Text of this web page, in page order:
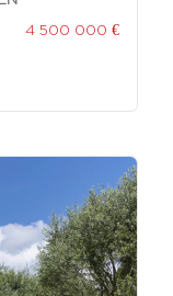
4 500 000 €